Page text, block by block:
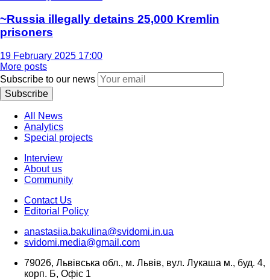
~Russia illegally detains 25,000 Kremlin
prisoners
19 February 2025 17:00
More posts
Subscribe to our news
Subscribe
All News
Analytics
Special projects
Interview
About us
Community
Contact Us
Editorial Policy
anastasiia.bakulina@svidomi.in.ua
svidomi.media@gmail.com
79026, Львівська обл., м. Львів, вул. Лукаша м., буд. 4,
корп. Б, Офіс 1